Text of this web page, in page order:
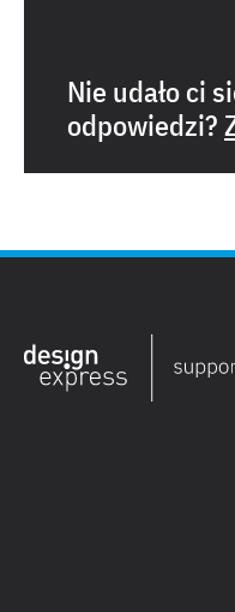
Nie udało ci
odpowiedzi?